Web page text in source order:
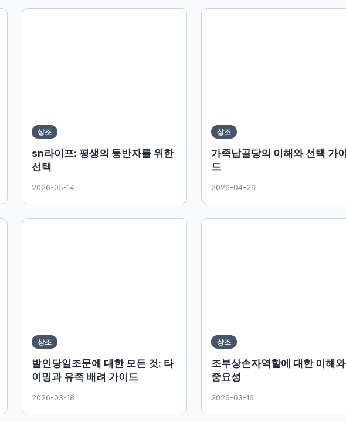
상조
sn라이프: 평생의 동반자를 위한
선택
2026-05-14
상조
가족납골당의 이해와 선택 가이
드
2026-04-29
상조
발인당일조문에 대한 모든 것: 타
이밍과 유족 배려 가이드
2026-03-18
상조
조부상손자역할에 대한 이해와
중요성
2026-03-16